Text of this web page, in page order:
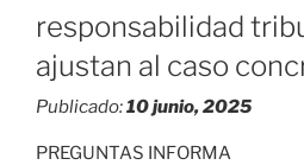
responsabilidad
ajustan al caso
Publicado:10 junio, 2025
PREGUNTAS INFORMA